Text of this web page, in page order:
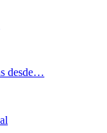
desde…